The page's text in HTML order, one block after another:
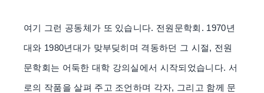
여기 그런 공동체가 또 있습니다. 전원문학회. 1970년
대와 1980년대가 맞부딪히며 격동하던 그 시절, 전원
문학회는 어둑한 대학 강의실에서 시작되었습니다. 서
로의 작품을 살펴 주고 조언하며 각자, 그리고 함께 문